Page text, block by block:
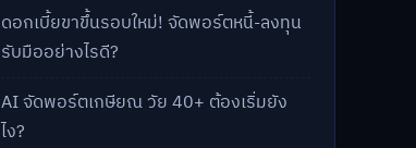
ดอกเบี้ยขาขึ้นรอบใหม่! จัดพอร์ตหนี้-ลงทุน
รับมืออย่างไรดี?
AI จัดพอร์ตเกษียณ วัย 40+ ต้องเริ่มยัง
ไง?